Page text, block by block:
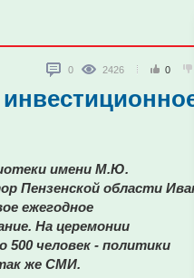
0 2426 0
имени М.Ю.
Пензенской области
ежегодное
На церемонии
500 человек - политики
же СМИ.